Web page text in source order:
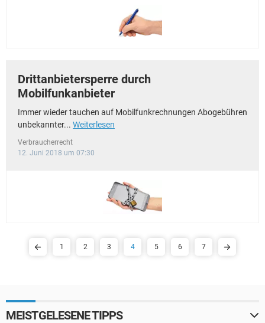
Drittanbietersperre durch
Mobilfunkanbieter
Immer wieder tauchen auf Mobilfunkrechnungen Abogebühren
unbekannter... Weiterlesen
Verbraucherrecht
12. Juni 2018 um 07:30
1 2 3 4 5 6 7
MEISTGELESENE TIPPS